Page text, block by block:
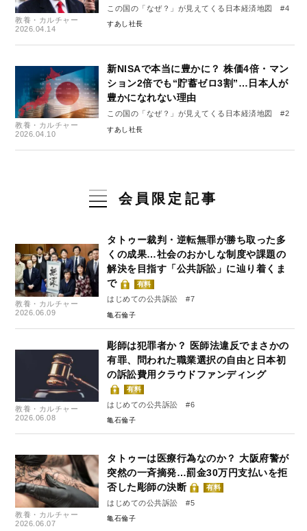
教養・カルチャー
2026.04.14
この国の「なぜ？」が見えてくる日本経済地図 #4
すあし社長
教養・カルチャー
2026.04.10
新NISAで本当に豊かに？ 株価4倍・マン
ション2倍でも“貯蓄ゼロ3割”…日本人が
豊かになれない理由
この国の「なぜ？」が見えてくる日本経済地図 #2
すあし社長
会員限定記事
教養・カルチャー
2026.06.09
タトゥー裁判・逆転無罪が勝ち取った多
くの成果…社会のおかしな制度や課題の
解決を目指す「公共訴訟」に辿り着くま
で
有料
はじめての公共訴訟 #7
亀石倫子
教養・カルチャー
2026.06.08
彫師は犯罪者か？ 医師法違反でまさかの
有罪、問われた職業選択の自由と日本初
の訴訟費用クラウドファンディング
有料
はじめての公共訴訟 #6
亀石倫子
教養・カルチャー
2026.06.07
タトゥーは医療行為なのか？ 大阪府警が
突然の一斉摘発…罰金30万円支払いを拒
否した彫師の決断
有料
はじめての公共訴訟 #5
亀石倫子